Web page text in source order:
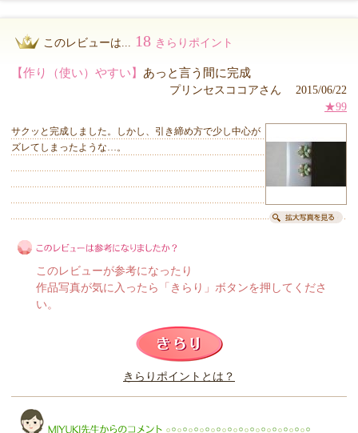
このレビューは... 18 きらりポイント
【作り（使い）やすい】 あっと言う間に完成
プリンセスココアさん 2015/06/22
★99
サクッと完成しました。しかし、引き締め方で少し中心が
ズレてしまったような…。
このレビューは参考になりましたか？
このレビューが参考になったり
作品写真が気に入ったら「きらり」ボタンを押してくださ
い。
きらり
きらりポイントとは？